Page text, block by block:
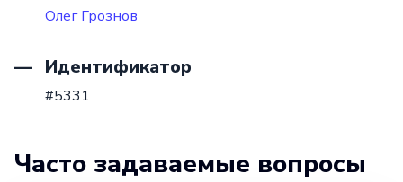
Олег Грознов
Идентификатор
#5331
Часто задаваемые вопросы